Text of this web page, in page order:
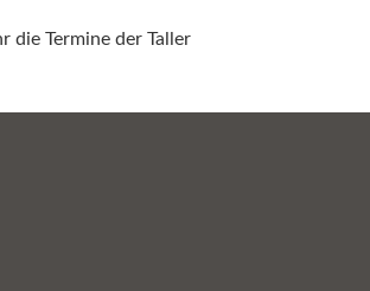
die Termine der Taller